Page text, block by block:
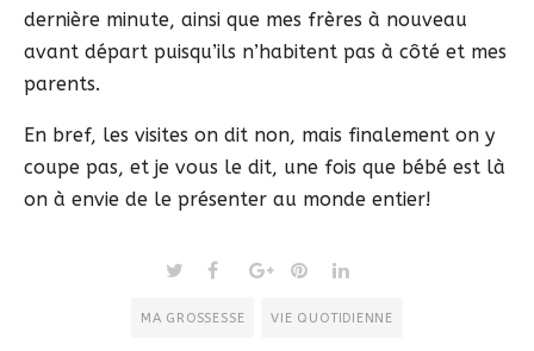
dernière minute, ainsi que mes frères à nouveau
avant départ puisqu’ils n’habitent pas à côté et mes
parents.
En bref, les visites on dit non, mais finalement on y
coupe pas, et je vous le dit, une fois que bébé est là
on à envie de le présenter au monde entier!
MA GROSSESSE VIE QUOTIDIENNE